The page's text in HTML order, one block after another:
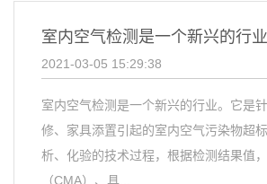
2021-03-05 15:29:38
室内空气检测是一个新兴的行业。它是
修、家具添置引起的室内空气污染物超
析、化验的技术过程，根据检测结果值
（CMA）、具...